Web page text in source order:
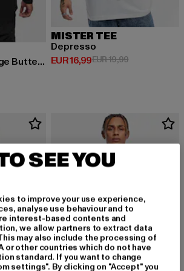
Become the Change Butterfly 2.0
40,99 EUR 49,99
MISTER TEE
Depresso
EUR 16,99
Derzeitiger Preis: EUR 16,99
EUR 19,99Aktionspreis:
SEE YOU
to improve your use experience,
analyse use behaviour and to
interest-based contents and
we allow partners to extract data
may also include the processing of
or other countries which do not have
standard. If you want to change
settings". By clicking on "Accept" you